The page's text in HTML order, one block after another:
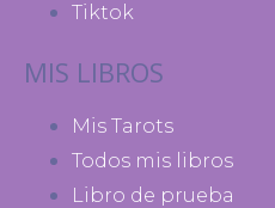
Tiktok
MIS LIBROS
Mis Tarots
Todos mis libros
Libro de prueba